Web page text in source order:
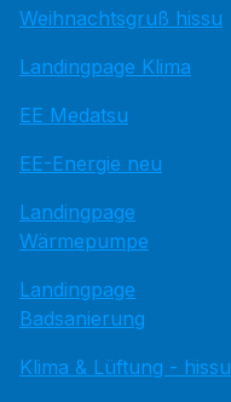
Weihnachtsgruß hissu
Landingpage Klima
EE Medatsu
EE-Energie neu
Landingpage
Wärmepumpe
Landingpage
Badsanierung
Klima & Lüftung - hissu